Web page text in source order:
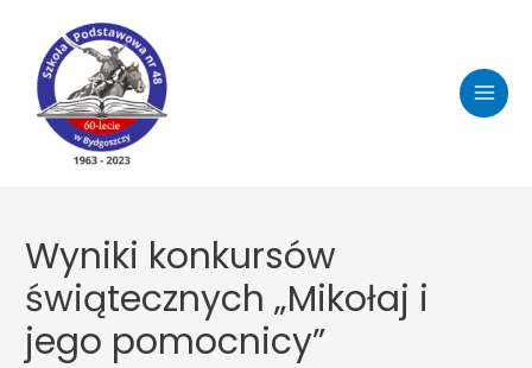
Wyniki konkursów
świątecznych „Mikołaj i
jego pomocnicy”